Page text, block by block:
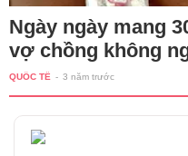
Ngày ngày mang
vợ chồng không
QUỐC TẾ - 3 năm trước